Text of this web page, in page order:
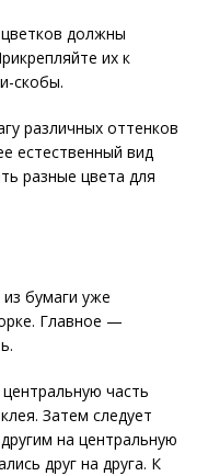
должны
их к
скобы.
различных оттенков
естественный вид
разные цвета для
бумаги уже
Главное —
часть
Затем следует
на центральную
друг на друга. К